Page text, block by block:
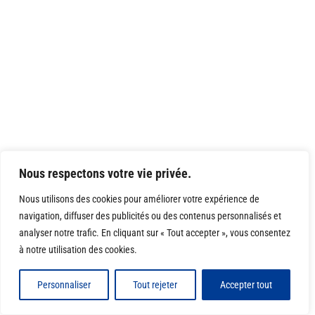
Nous respectons votre vie privée.
Nous utilisons des cookies pour améliorer votre expérience de
navigation, diffuser des publicités ou des contenus personnalisés et
analyser notre trafic. En cliquant sur « Tout accepter », vous consentez
à notre utilisation des cookies.
Personnaliser Tout rejeter Accepter tout